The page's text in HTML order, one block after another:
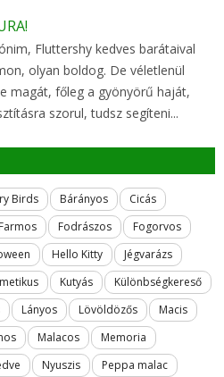
Fluttershy kedves barátaival
olyan boldog. De véletlenül
magát, főleg a gyönyörű haját,
szorul, tudsz segíteni...
Birds Bárányos
Cicás
Farmos Fodrászos
Fogorvos
Hello Kitty
Jégvarázs
Kutyás
Különbségkereső
Lányos Lövöldözős
Macis
Malacos
Memoria
Nyuszis Peppa malac